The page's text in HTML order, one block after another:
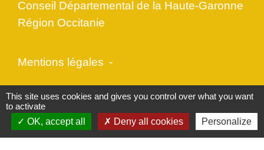
Conseil Départemental de la Haute-Garonne
Région Occitanie
Mentions légales -
Politique de confidentialité - Accessibilité -
Plan du site - Gestion des cookies
This site uses cookies and gives you control over what you want
to activate
OK, accept all
Deny all cookies Personalize